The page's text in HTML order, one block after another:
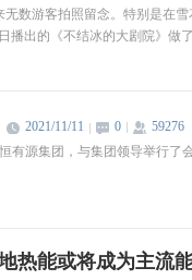
数游客拍照留念。特别是在
播出的《不结冰的大剧院》做了
2021/11/11 0
59276
有源集团，与集团领导举行
热能或将成为主流